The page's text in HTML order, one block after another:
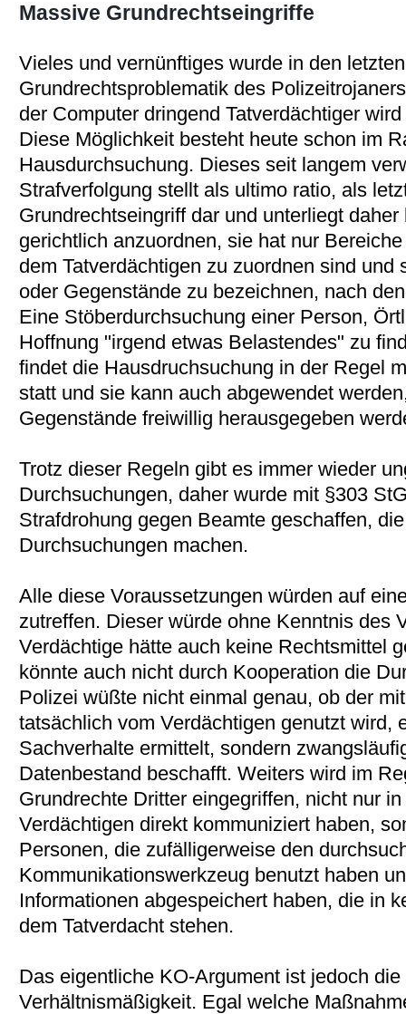
Massive Grundrechtseingriffe
Vieles und vernünftiges wurde in den
Grundrechtsproblematik des
der Computer dringend Tatverdächtiger
Diese Möglichkeit besteht heute schon im
Hausdurchsuchung. Dieses seit langem
Strafverfolgung stellt als ultimo ratio, als
Grundrechtseingriff dar und unterliegt
gerichtlich anzuordnen, sie hat nur
dem Tatverdächtigen zu zuordnen sind und
oder Gegenstände zu bezeichnen, nach
Eine Stöberdurchsuchung einer Person,
Hoffnung "irgend etwas Belastendes" zu
findet die Hausdruchsuchung in der Regel
statt und sie kann auch abgewendet
Gegenstände freiwillig herausgegeben
Trotz dieser Regeln gibt es immer wieder
Durchsuchungen, daher wurde mit §303
Strafdrohung gegen Beamte geschaffen,
Durchsuchungen machen.
Alle diese Voraussetzungen würden auf
zutreffen. Dieser würde ohne Kenntnis des
Verdächtige hätte auch keine Rechtsmittel
könnte auch nicht durch Kooperation die
Polizei wüßte nicht einmal genau, ob der
tatsächlich vom Verdächtigen genutzt wird,
Sachverhalte ermittelt, sondern
Datenbestand beschafft. Weiters wird im
Grundrechte Dritter eingegriffen, nicht nur
Verdächtigen direkt kommuniziert haben,
Personen, die zufälligerweise den
Kommunikationswerkzeug benutzt haben
Informationen abgespeichert haben, die in
dem Tatverdacht stehen.
Das eigentliche KO-Argument ist jedoch die
Verhältnismäßigkeit. Egal welche